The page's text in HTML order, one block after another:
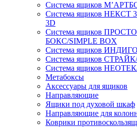
Система ящиков
Система ящиков НЕКСТ
3D
Система ящиков ПРОСТО
БОКС/SIMPLE BOX
Система ящиков
Система ящиков
Система ящиков
Метабоксы
Аксессуары для ящиков
Направляющие
Ящики под духовой шкаф
Направляющие для
Коврики